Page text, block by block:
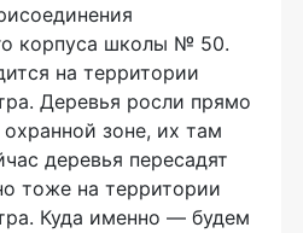
корпуса школы № 50.
на территории
Деревья росли прямо
зоне, их там
деревья пересадят
тоже на территории
Куда именно — будем